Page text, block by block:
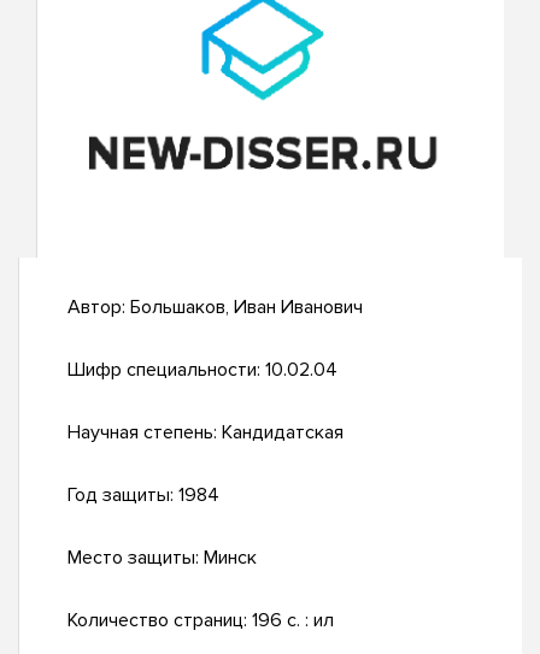
Автор: Большаков, Иван Иванович
Шифр специальности: 10.02.04
Научная степень: Кандидатская
Год защиты: 1984
Место защиты: Минск
Количество страниц: 196 c. : ил